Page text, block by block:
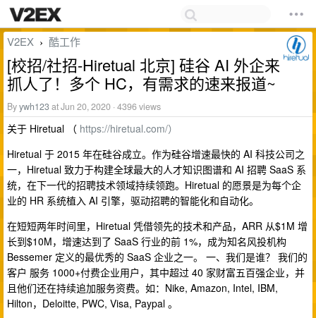
V2EX › 酷工作
[校招/社招-Hiretual 北京] 硅谷 AI 外企来
抓人了！多个 HC，有需求的速来报道~
Byywh123at Jun 20, 2020 · 4396 views
关于 Hiretual （ https://hiretual.com/）
Hiretual 于 2015 年在硅谷成立。作为硅谷增速最快的 AI 科技公司之
一，Hiretual 致力于构建全球最大的人才知识图谱和 AI 招聘 SaaS 系
统，在下一代的招聘技术领域持续领跑。Hiretual 的愿景是为每个企
业的 HR 系统植入 AI 引擎，驱动招聘的智能化和自动化。
在短短两年时间里，Hiretual 凭借领先的技术和产品，ARR 从$1M 增
长到$10M，增速达到了 SaaS 行业的前 1%，成为知名风投机构
Bessemer 定义的最优秀的 SaaS 企业之一。 一、我们是谁？ 我们的
客户 服务 1000+付费企业用户，其中超过 40 家财富五百强企业，并
且他们还在持续追加服务资费。如：Nike, Amazon, Intel, IBM,
Hilton，Deloitte, PWC, Visa, Paypal 。